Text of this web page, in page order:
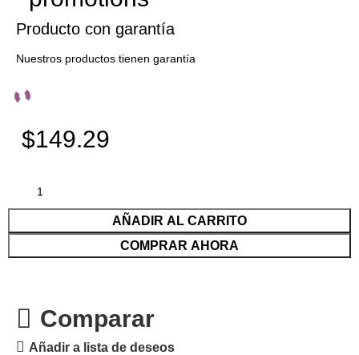
Producto con garantía
Nuestros productos tienen garantía
$149.29
AÑADIR AL CARRITO
COMPRAR AHORA
Comparar
Añadir a lista de deseos